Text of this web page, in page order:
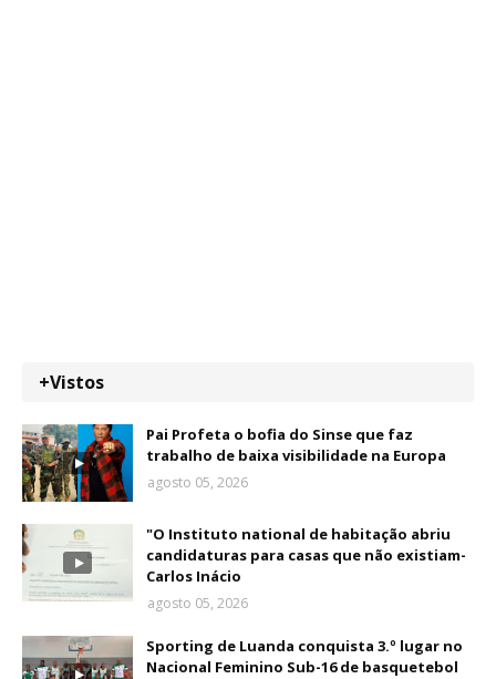
+Vistos
Pai Profeta o bofia do Sinse que faz
trabalho de baixa visibilidade na Europa
agosto 05, 2026
"O Instituto national de habitação abriu
candidaturas para casas que não existiam-
Carlos Inácio
agosto 05, 2026
Sporting de Luanda conquista 3.º lugar no
Nacional Feminino Sub-16 de basquetebol